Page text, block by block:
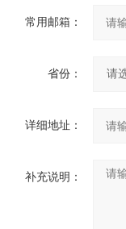
常用邮箱：
省份：
详细地址：
补充说明：